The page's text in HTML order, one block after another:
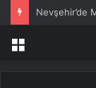
Nevşehir’de
Menü